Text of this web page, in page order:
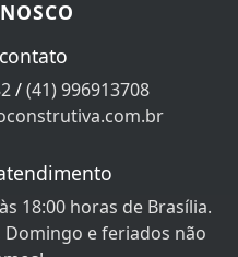
/(41) 996913708
18:00 horas de Brasília.
Domingo e feriados não